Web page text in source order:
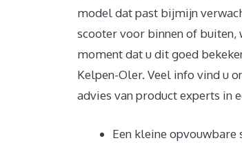
model dat past bijmijn
scooter voor binnen of
moment dat u dit goed
Kelpen-Oler. Veel info vind u
advies van product experts in
Een kleine opvouwbare